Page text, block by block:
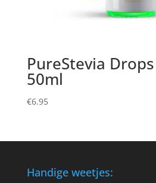
PureStevia
50ml
€6.95
Handige weetjes: